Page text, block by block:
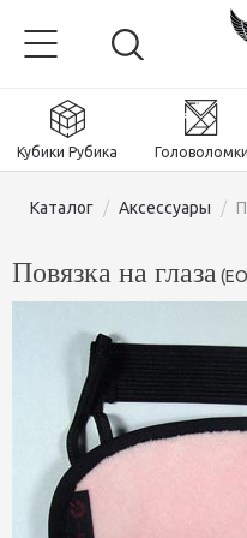
Кубики Рубика Головоломки
Каталог / Аксессуары /
Повязка на глаза (
Магнитные и премиум
Кубики Рубика
Кубики 2x2x2
Кубики Рубика 3х3х3
Головоломки
Пираминксы (тетраэдры)
Аксессуары